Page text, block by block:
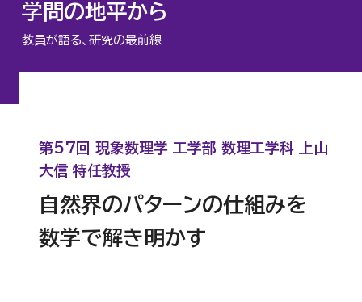
学問の地平から
教員が語る、研究の最前線
第57回 現象数理学 工学部 数理工学科 上山
大信 特任教授
自然界のパターンの仕組みを
数学で解き明かす
アントレプレナーシップ研究所
人間科学研究所
サステナビリティ研究所